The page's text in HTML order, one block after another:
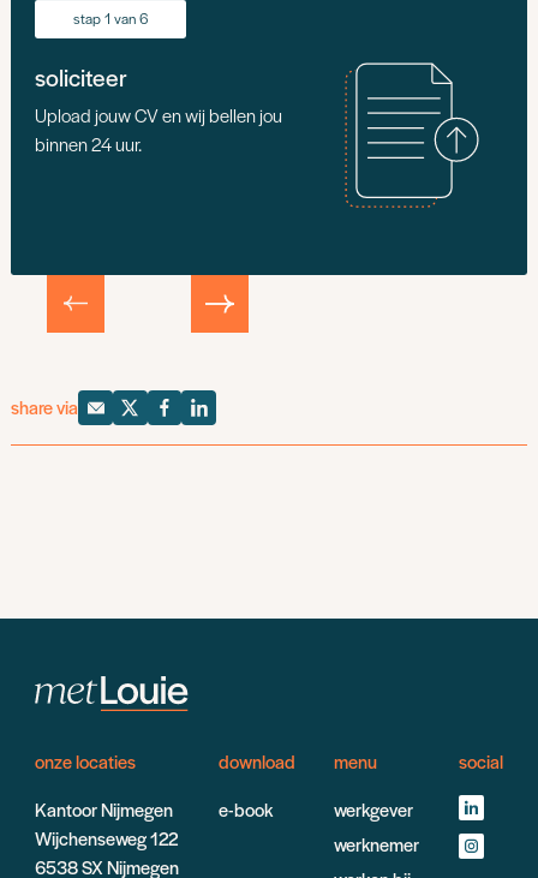
stap 1 van 6
soliciteer
Upload jouw CV en wij bellen jou
binnen 24 uur.
share via
onze locaties
Kantoor Nijmegen
Wijchenseweg 122
6538 SX Nijmegen
download
e-book
menu
werkgever
werknemer
social